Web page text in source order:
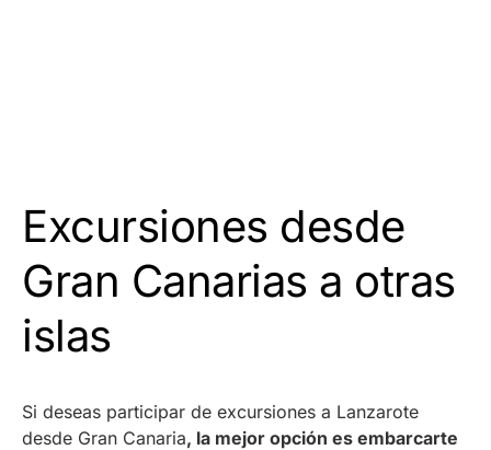
Excursiones desde
Gran Canarias a otras
islas
Si deseas participar de excursiones a Lanzarote
desde Gran Canaria, la mejor opción es embarcarte